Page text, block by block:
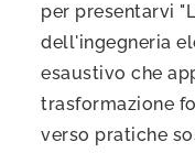
per presentarvi
dell'ingegneria
esaustivo che
trasformazione
verso pratiche